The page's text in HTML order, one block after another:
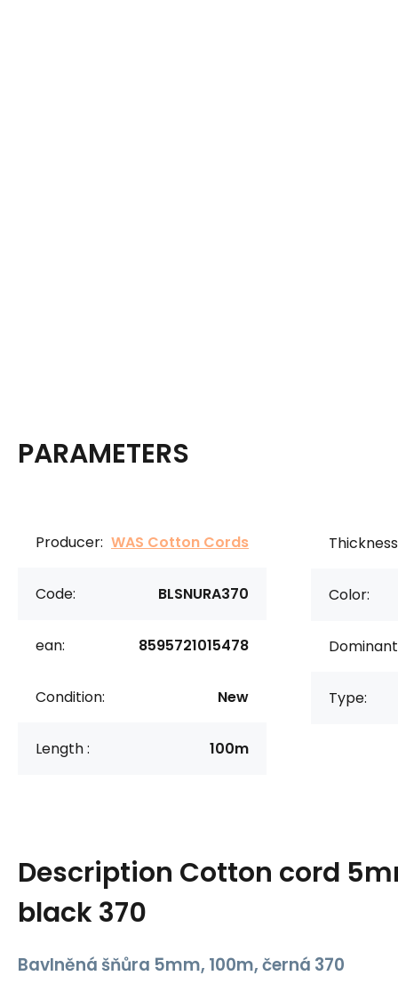
PARAMETERS
Producer: WAS Cotton Cords
Code: BLSNURA370
ean: 8595721015478
Condition: New
Length : 100m
Color:
Type:
Description Cotton cord
black 370
Bavlněná šňůra 5mm, 100m, černá 370